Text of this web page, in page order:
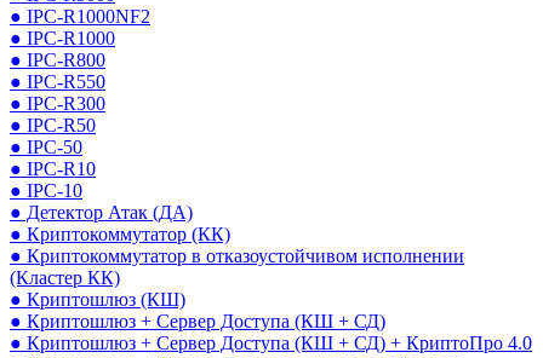
● IPC-R1000NF2
● IPC-R1000
● IPC-R800
● IPC-R550
● IPC-R300
● IPC-R50
● IPC-50
● IPC-R10
● IPC-10
● Детектор Атак (ДА)
● Криптокоммутатор (КК)
● Криптокоммутатор в отказоустойчивом исполнении
(Кластер КК)
● Криптошлюз (КШ)
● Криптошлюз + Сервер Доступа (КШ + СД)
● Криптошлюз + Сервер Доступа (КШ + СД) + КриптоПро 4.0